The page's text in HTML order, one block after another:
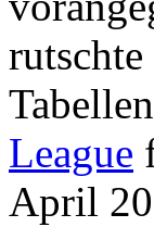
League
April